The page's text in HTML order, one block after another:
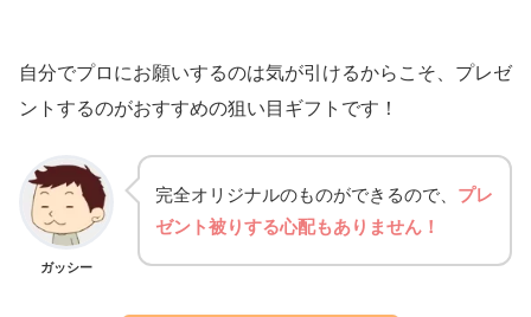
自分でプロにお願いするのは気が引けるからこそ、プレゼ
ントするのがおすすめの狙い目ギフトです！
ガッシー
完全オリジナルのものができるので、 プレ
ゼント被りする心配もありません！